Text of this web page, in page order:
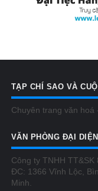
TẠP CHÍ SAO VÀ
Chuyên trang văn hoá
VĂN PHÒNG ĐẠI DIỆN
Công ty TNHH TT&SK
ĐC: 1366 Vĩnh Lộc,
Minh.